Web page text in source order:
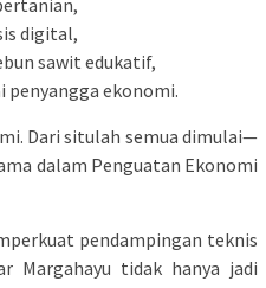
digital,
sawit edukatif,
penyangga ekonomi.
Dari situlah semua dimulai—
dalam Penguatan Ekonomi
pendampingan teknis
Margahayu tidak hanya jadi